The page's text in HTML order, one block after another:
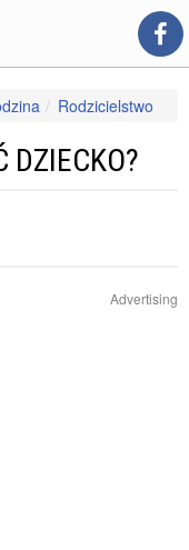
Rodzicielstwo
DZIECKO?
Advertising